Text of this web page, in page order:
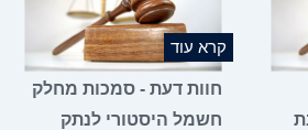
קרא עוד
חוות דעת - סמכות מחלק
חשמל היסטורי לנתק